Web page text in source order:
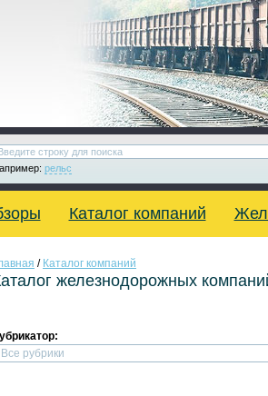
рельс
Каталог компаний
/ Каталог компаний
железнодорожных